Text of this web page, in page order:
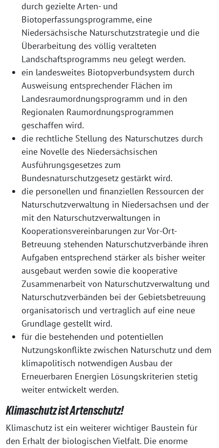
durch gezielte Arten- und
Biotoperfassungsprogramme, eine
Niedersächsische Naturschutzstrategie und die
Überarbeitung des völlig veralteten
Landschaftsprogramms neu gelegt werden.
ein landesweites Biotopverbundsystem durch
Ausweisung entsprechender Flächen im
Landesraumordnungsprogramm und in den
Regionalen Raumordnungsprogrammen
geschaffen wird.
die rechtliche Stellung des Naturschutzes durch
eine Novelle des Niedersächsischen
Ausführungsgesetzes zum
Bundesnaturschutzgesetz gestärkt wird.
die personellen und finanziellen Ressourcen der
Naturschutzverwaltung in Niedersachsen und der
mit den Naturschutzverwaltungen in
Kooperationsvereinbarungen zur Vor-Ort-
Betreuung stehenden Naturschutzverbände ihren
Aufgaben entsprechend stärker als bisher weiter
ausgebaut werden sowie die kooperative
Zusammenarbeit von Naturschutzverwaltung und
Naturschutzverbänden bei der Gebietsbetreuung
organisatorisch und vertraglich auf eine neue
Grundlage gestellt wird.
für die bestehenden und potentiellen
Nutzungskonflikte zwischen Naturschutz und dem
klimapolitisch notwendigen Ausbau der
Erneuerbaren Energien Lösungskriterien stetig
weiter entwickelt werden.
Klimaschutz ist Artenschutz!
Klimaschutz ist ein weiterer wichtiger Baustein für
den Erhalt der biologischen Vielfalt. Die enorme